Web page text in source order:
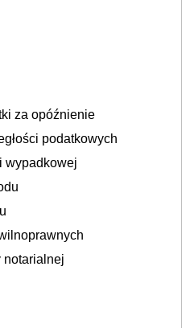
za opóźnienie
podatkowych
wypadkowej
notarialnej